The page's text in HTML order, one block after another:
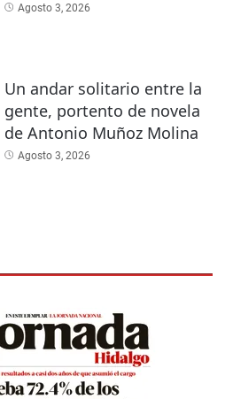
Agosto 3, 2026
Un andar solitario entre la
gente, portento de novela
de Antonio Muñoz Molina
Agosto 3, 2026